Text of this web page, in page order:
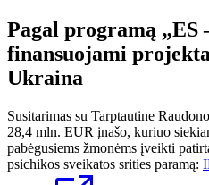
Pagal programą „ES
finansuojami
Ukraina
Susitarimas su Tarptautine
28,4 mln. EUR įnašo, kuriuo
pabėgusiems žmonėms įveikti
psichikos sveikatos srities paramą: